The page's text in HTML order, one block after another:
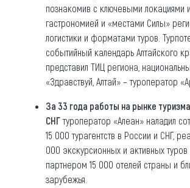
познакомив с ключевыми локациями
гастрономией и «местами Силы»
логистики и форматами туров.
событийный календарь Алтайского
представил ТИЦ региона,
«Здравствуй, Алтай» – туроператор
За 33 года работы на рынке
СНГ туроператор «Алеан» наладил
15 000 турагентств в России и СНГ,
000 экскурсионных и активных туров
партнером 15 000 отелей страны и
зарубежья.